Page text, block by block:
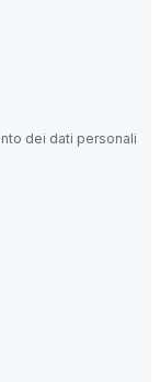
dei dati personali